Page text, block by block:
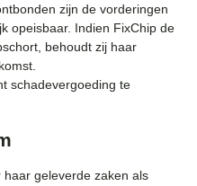
zijn de vorderingen
opeisbaar. Indien FixChip de
behoudt zij haar
schadevergoeding te
geleverde zaken als